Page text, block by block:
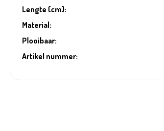
Lengte (cm):
Material:
Plooibaar:
Artikel nummer: